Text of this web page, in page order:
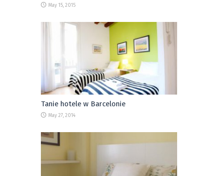
May 15, 2015
Tanie hotele w Barcelonie
May 27, 2014